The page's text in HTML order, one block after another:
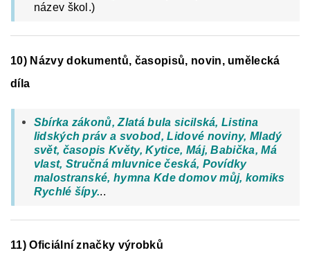
název škol.)
10) Názvy dokumentů, časopisů, novin, umělecká
díla
Sbírka zákonů, Zlatá bula sicilská, Listina
lidských práv a svobod, Lidové noviny, Mladý
svět, časopis Květy,Kytice, Máj, Babička, Má
vlast, Stručná mluvnice česká, Povídky
malostranské, hymna Kde domov můj, komiks
Rychlé šípy...
11) Oficiální značky výrobků